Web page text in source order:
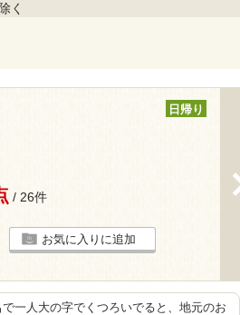
く
日帰り
/ 26件
お気に入りに追加
一人大の字でくつろいでると、地元のお